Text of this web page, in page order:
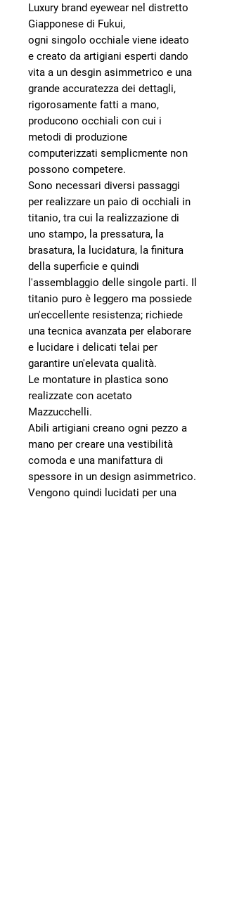
Luxury brand eyewear nel distretto
Giapponese di Fukui,
ogni singolo occhiale viene ideato
e creato da artigiani esperti dando
vita a un desgin asimmetrico e una
grande accuratezza dei dettagli,
rigorosamente fatti a mano,
producono occhiali con cui i
metodi di produzione
computerizzati semplicmente non
possono competere.
Sono necessari diversi passaggi
per realizzare un paio di occhiali in
titanio, tra cui la realizzazione di
uno stampo, la pressatura, la
brasatura, la lucidatura, la finitura
della superficie e quindi
l'assemblaggio delle singole parti. Il
titanio puro è leggero ma possiede
un'eccellente resistenza; richiede
una tecnica avanzata per elaborare
e lucidare i delicati telai per
garantire un'elevata qualità.
Le montature in plastica sono
realizzate con acetato
Mazzucchelli.
Abili artigiani creano ogni pezzo a
mano per creare una vestibilità
comoda e una manifattura di
spessore in un design asimmetrico.
Vengono quindi lucidati per una